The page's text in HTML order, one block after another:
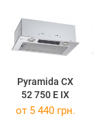
Pyramida CX
52 750 E IX
от 5 440 грн.